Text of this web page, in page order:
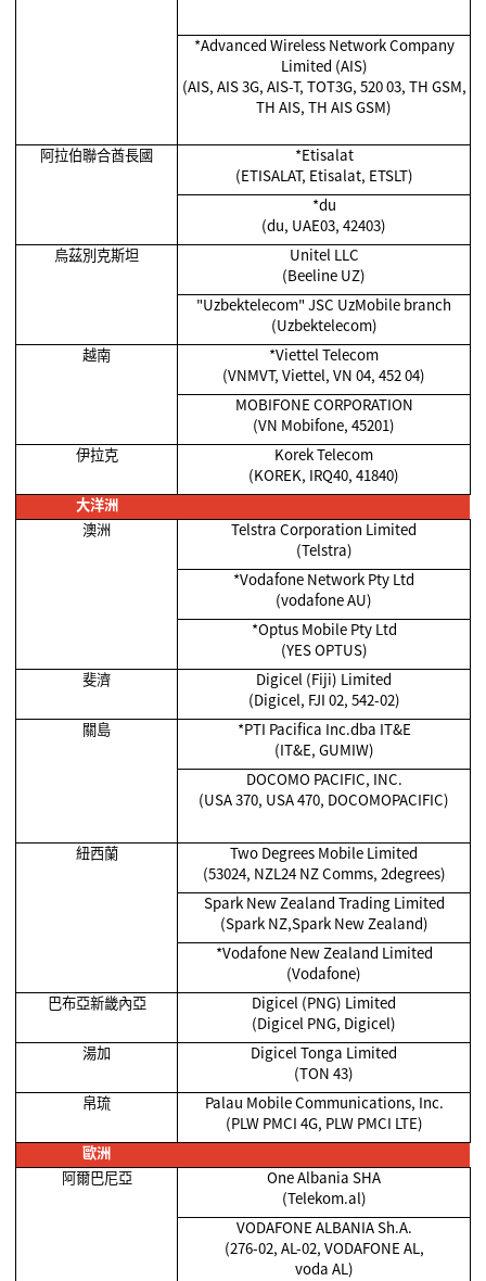
*Advanced Wireless Network Company
Limited (AIS)
(AIS, AIS 3G, AIS-T, TOT3G, 520 03, TH GSM,
TH AIS, TH AIS GSM)
阿拉伯聯合酋長國
*Etisalat
(ETISALAT, Etisalat, ETSLT)
*du
(du, UAE03, 42403)
烏茲別克斯坦
Unitel LLC
(Beeline UZ)
"Uzbektelecom" JSC UzMobile branch
(Uzbektelecom)
越南
*Viettel Telecom
(VNMVT, Viettel, VN 04, 452 04)
MOBIFONE CORPORATION
(VN Mobifone, 45201)
伊拉克
Korek Telecom
(KOREK, IRQ40, 41840)
大洋洲
澳洲
Telstra Corporation Limited
(Telstra)
*Vodafone Network Pty Ltd
(vodafone AU)
*Optus Mobile Pty Ltd
(YES OPTUS)
斐濟
Digicel (Fiji) Limited
(Digicel, FJI 02, 542-02)
關島
*PTI Pacifica Inc.dba IT&E
(IT&E, GUMIW)
DOCOMO PACIFIC, INC.
(USA 370, USA 470, DOCOMOPACIFIC)
紐西蘭
Two Degrees Mobile Limited
(53024, NZL24 NZ Comms, 2degrees)
Spark New Zealand Trading Limited
(Spark NZ,Spark New Zealand)
*Vodafone New Zealand Limited
(Vodafone)
巴布亞新畿內亞
Digicel (PNG) Limited
(Digicel PNG, Digicel)
湯加
Digicel Tonga Limited
(TON 43)
帛琉
Palau Mobile Communications, Inc.
(PLW PMCI 4G, PLW PMCI LTE)
歐洲
阿爾巴尼亞
One Albania SHA
(Telekom.al)
VODAFONE ALBANIA Sh.A.
(276-02, AL-02, VODAFONE AL,
voda AL)